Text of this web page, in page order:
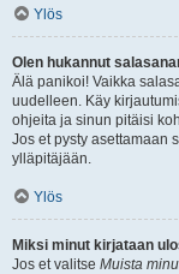
Ylös
Olen hukannut
Älä panikoi! Vaikka
uudelleen. Käy
ohjeita ja sinun pitäisi
Jos et pysty asettamaan
ylläpitäjään.
Ylös
Miksi minut kirjataan
Jos et valitse Muista